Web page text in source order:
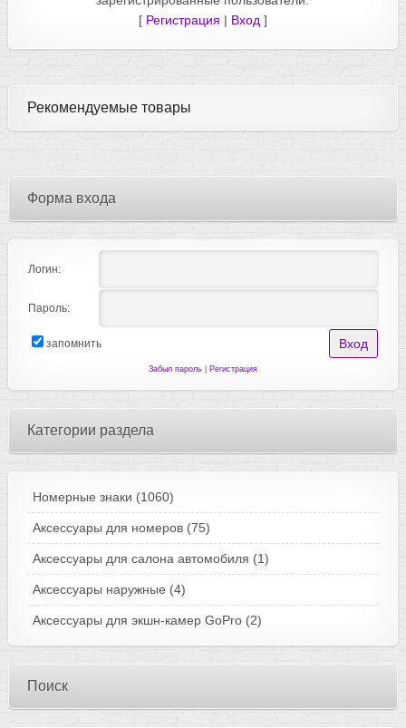
[ Регистрация | Вход ]
Рекомендуемые товары
Форма входа
Логин:
Пароль:
запомнить
Забыл пароль| Регистрация
Категории раздела
Номерные знаки (1060)
Аксессуары для номеров (75)
Аксессуары для салона автомобиля (1)
Аксессуары наружные (4)
Аксессуары для экшн-камер GoPro (2)
Поиск